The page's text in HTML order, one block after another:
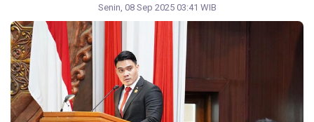
Senin, 08 Sep 2025 03:41 WIB